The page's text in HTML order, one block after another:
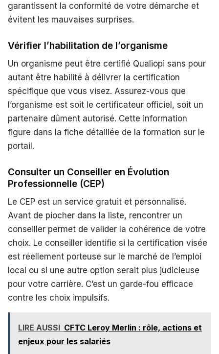
garantissent la conformité de votre démarche et
évitent les mauvaises surprises.
Vérifier l’habilitation de l’organisme
Un organisme peut être certifié Qualiopi sans pour
autant être habilité à délivrer la certification
spécifique que vous visez. Assurez-vous que
l’organisme est soit le certificateur officiel, soit un
partenaire dûment autorisé. Cette information
figure dans la fiche détaillée de la formation sur le
portail.
Consulter un Conseiller en Évolution
Professionnelle (CEP)
Le CEP est un service gratuit et personnalisé.
Avant de piocher dans la liste, rencontrer un
conseiller permet de valider la cohérence de votre
choix. Le conseiller identifie si la certification visée
est réellement porteuse sur le marché de l’emploi
local ou si une autre option serait plus judicieuse
pour votre carrière. C’est un garde-fou efficace
contre les choix impulsifs.
LIRE AUSSI CFTC Leroy Merlin : rôle, actions et
enjeux pour les salariés